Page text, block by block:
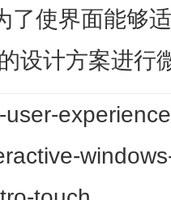
了使界面能够
设计方案进行